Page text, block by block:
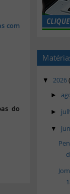
com
do
▼ 2026
►
►
▼